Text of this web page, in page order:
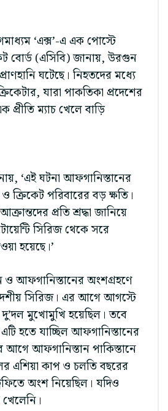
‘এক্স’-এ এক পোস্টে
বোর্ড (এসিবি) জানায়, উরগুন
ঘটেছে। নিহতদের মধ্যে
যারা পাকতিকা প্রদেশের
প্রীতি ম্যাচ খেলে বাড়ি
‘এই ঘটনা আফগানিস্তানের
ও ক্রিকেট পরিবারের বড় ক্ষতি।
প্রতি শ্রদ্ধা জানিয়ে
সিরিজ থেকে সরে
হয়েছে।’
ও আফগানিস্তানের অংশগ্রহণে
সিরিজ। এর আগে আগস্টে
মুখোমুখি হয়েছিল। তবে
এটি হতে যাচ্ছিল আফগানিস্তানের
আফগানিস্তান পাকিস্তানে
এশিয়া কাপ ও চলতি বছরের
অংশ নিয়েছিল। যদিও
খেলেনি।